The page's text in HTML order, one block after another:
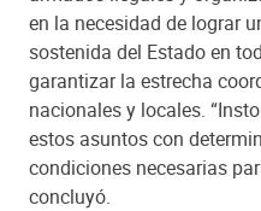
en la necesidad de lograr
sostenida del Estado en
garantizar la estrecha
nacionales y locales.
estos asuntos con
condiciones necesarias
concluyó.